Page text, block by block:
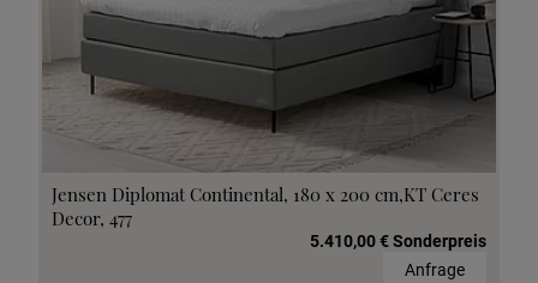
Jensen Diplomat Continental, 180 x 200 cm,KT Ceres
Decor, 477
5.410,00 € Sonderpreis
Anfrage